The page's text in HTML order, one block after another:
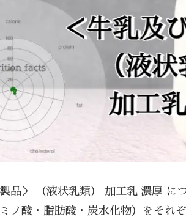
品＞ （液状乳類） 加工乳 濃厚
ノ酸・脂肪酸・炭水化物）をそれ